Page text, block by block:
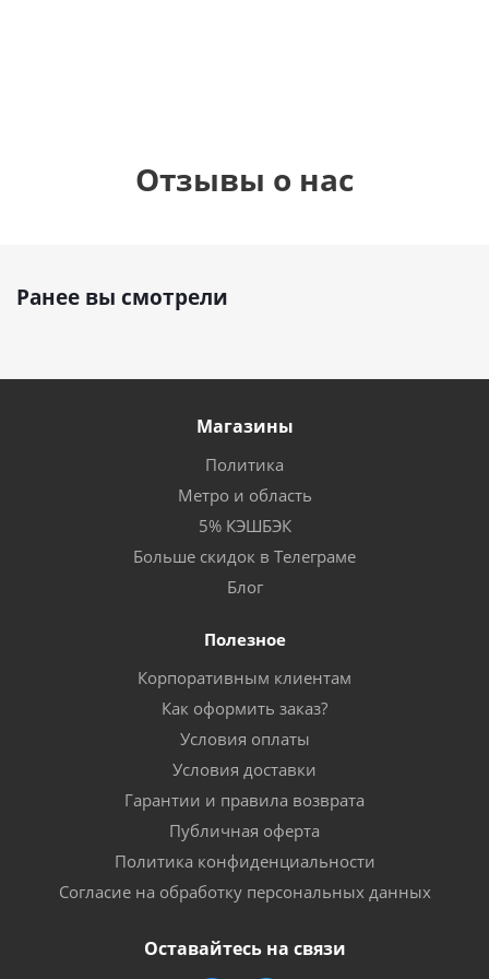
Отзывы о нас
Ранее вы смотрели
Магазины
Политика
Метро и область
5% КЭШБЭК
Больше скидок в Телеграме
Блог
Полезное
Корпоративным клиентам
Как оформить заказ?
Условия оплаты
Условия доставки
Гарантии и правила возврата
Публичная оферта
Политика конфиденциальности
Согласие на обработку персональных данных
Оставайтесь на связи